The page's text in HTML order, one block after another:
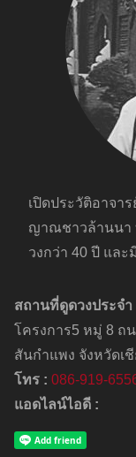
เปิดประวัติอาจา
ญาณชาวล้านนา
วงกว่า 40 ปี แล
สถานที่ดูดวงประจำ
โครงการ5 หมู่ 8 ถ
สันกำแพง จังหวัดเ
โทร : 086-919-
แอดไลน์ไอดี :